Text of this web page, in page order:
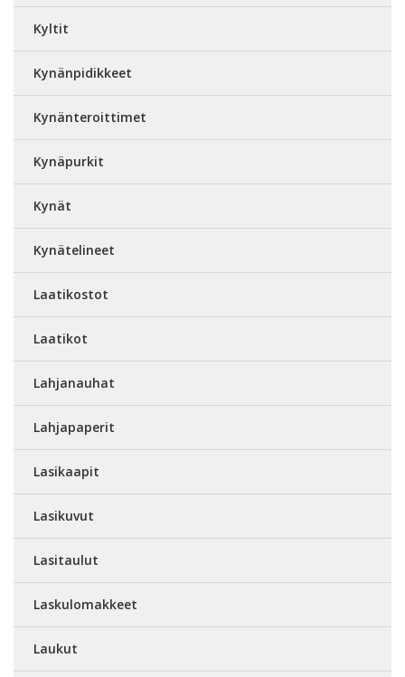
Kyltit
Kynänpidikkeet
Kynänteroittimet
Kynäpurkit
Kynät
Kynätelineet
Laatikostot
Laatikot
Lahjanauhat
Lahjapaperit
Lasikaapit
Lasikuvut
Lasitaulut
Laskulomakkeet
Laukut